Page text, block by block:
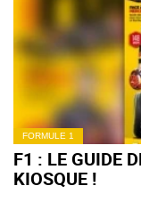
FORMULE 1
F1 : LE GUIDE
KIOSQUE !